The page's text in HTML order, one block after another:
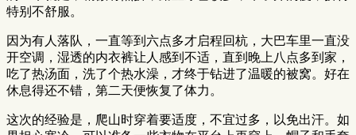
特别不舒服。
因为有人落队，一直等到六点多才启程回杭，大巴车里一直没
开空调，湿透的内衣裤让人感到不适，直到晚上八点多到家，
吃了热汤面，洗了个热水澡，才终于钻进了温暖的被窝。好在
休息得还不错，第二天便恢复了体力。
这次的经验是，爬山时穿着要适度，不宜过多，以免出汗。如